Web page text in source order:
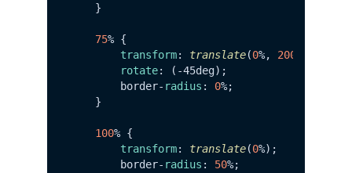
    }
75% {
transform: translate(0%, 200
rotate: (-45deg);
        border-
radius : 0%;
    }
100% {
transform: translate(0%);
        border-
radius : 50%;